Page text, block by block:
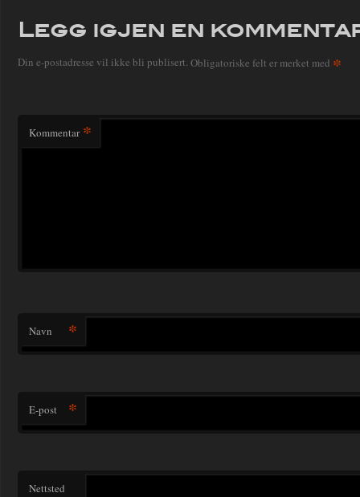
Legg igjen en
Din e-postadresse vil ikke bli publisert. Obligatoriske felt er merket med *
Kommentar *
Navn *
E-post *
Nettsted